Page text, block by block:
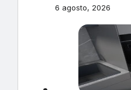
6 agosto, 2026